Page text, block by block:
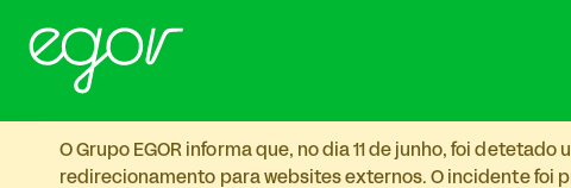
O Grupo EGOR informa que, no dia 11 de junho, foi
redirecionamento para websites externos. O incidente foi